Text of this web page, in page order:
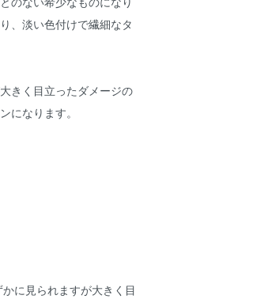
、淡い色付けで繊細なタ
きく目立ったダメージの
になります。
に見られますが大きく目